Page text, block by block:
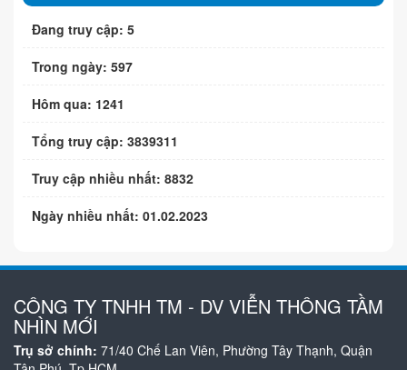
Đang truy cập: 5
Trong ngày: 597
Hôm qua: 1241
Tổng truy cập: 3839311
Truy cập nhiều nhất: 8832
Ngày nhiều nhất: 01.02.2023
CÔNG TY TNHH TM - DV VIỄN THÔNG TẦM
NHÌN MỚI
Trụ sở chính: 71/40 Chế Lan Viên, Phường Tây Thạnh, Quận